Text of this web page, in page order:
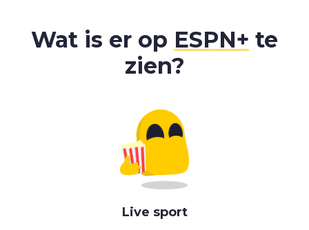
Wat is er op ESPN+ te
zien?
Live sport